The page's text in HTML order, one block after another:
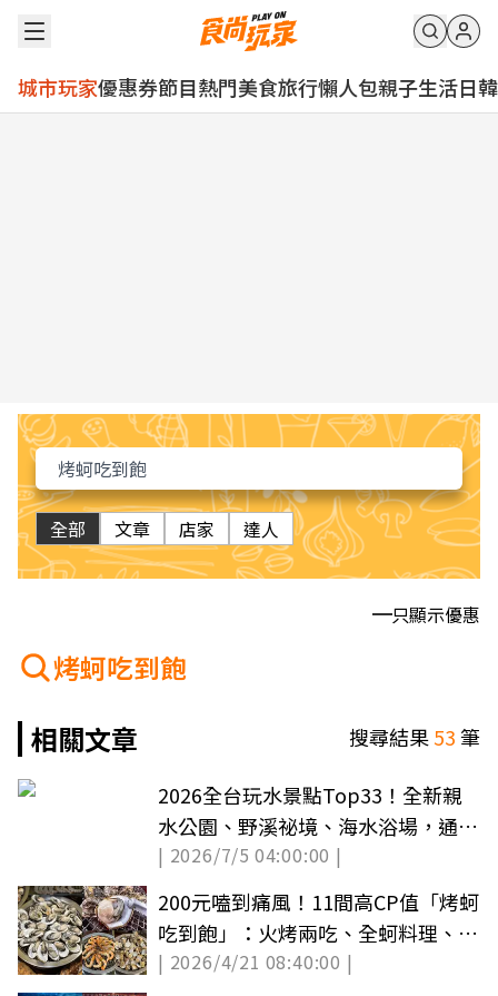
城市玩家優惠券節目熱門美食旅行懶人包親子生活日韓
全部 文章 店家 達人
只顯示優惠
烤蚵吃到飽
相關文章
搜尋結果53筆
2026全台玩水景點Top33！全新親
水公園、野溪祕境、海水浴場，通通
免費玩！
| 2026/7/5 04:00:00 |
200元嗑到痛風！11間高CP值「烤蚵
吃到飽」：火烤兩吃、全蚵料理、啤
酒暢飲
| 2026/4/21 08:40:00 |